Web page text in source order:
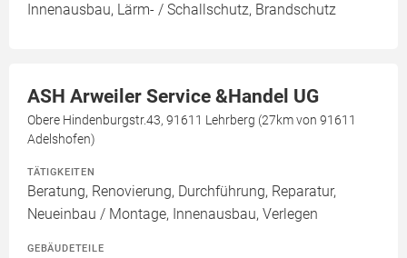
Innenausbau, Lärm- / Schallschutz, Brandschutz
ASH Arweiler Service &Handel UG
Obere Hindenburgstr.43, 91611 Lehrberg (27km von 91611
Adelshofen)
TÄTIGKEITEN
Beratung, Renovierung, Durchführung, Reparatur,
Neueinbau / Montage, Innenausbau, Verlegen
GEBÄUDETEILE